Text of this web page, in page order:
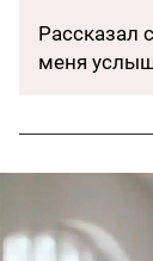
Рассказал
меня